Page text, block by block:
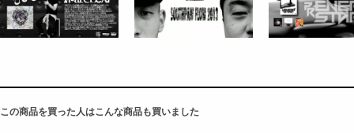
この商品を買った人はこんな商品も買いました